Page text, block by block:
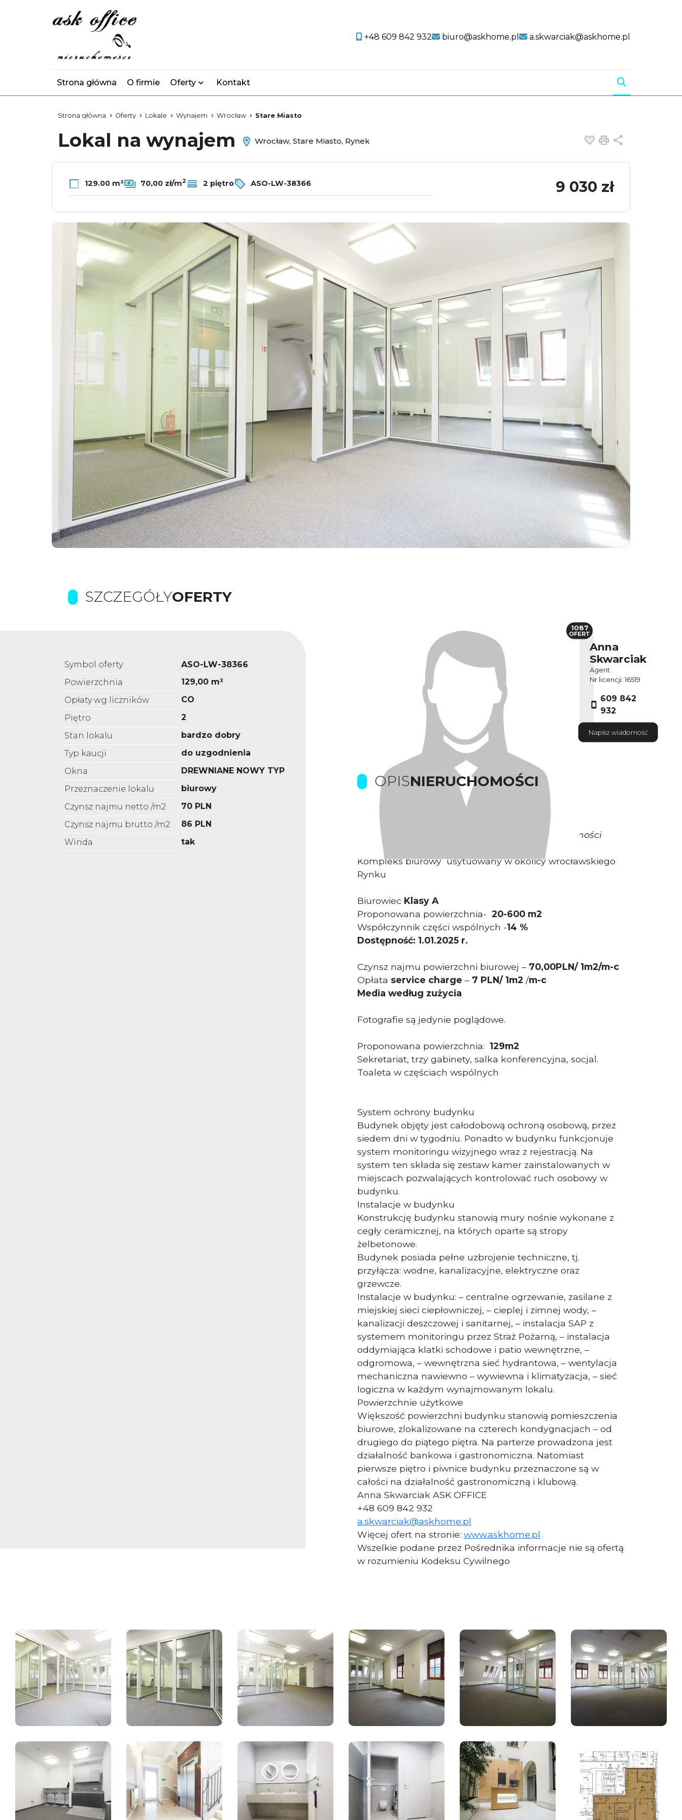
+48 609 842 932 biuro@askhome.pl a.skwarciak@askhome.pl
Strona główna O firmie Oferty Kontakt
Strona główna Oferty Lokale Wynajem Wrocław Stare Miasto
Lokal na wynajem Wrocław, Stare Miasto, Rynek Dodaj do
Drukuj
129.00 m² 70,00 zł/m2 2 piętro ASO-LW-38366 9 030 zł
SZCZEGÓŁYOFERTY
Symbol oferty
ASO-LW-38366
Powierzchnia
129,00 m²
Opłaty wg liczników
CO
Piętro
2
Stan lokalu
bardzo dobry
Typ kaucji
do uzgodnienia
Okna
DREWNIANE NOWY TYP
Przeznaczenie lokalu
biurowy
Czynsz najmu netto /m2
70 PLN
Czynsz najmu brutto /m2
86 PLN
Winda
tak
Anna
Skwarciak
Agent
Nr licencji: 16519
609 842
932
Napisz wiadomość
1087
OFERT
OPISNIERUCHOMOŚCI
Prowizje dla biura pokrywa Właściciel Nieruchomości
Kompleks biurowy usytuowany w okolicy wrocławskiego
Rynku
Biurowiec Klasy A
Proponowana powierzchnia- 20-600 m2
Współczynnik części wspólnych -14 %
Dostępność: 1.01.2025 r.
Czynsz najmu powierzchni biurowej – 70,00PLN/ 1m2/m-c
Opłata service charge – 7 PLN/ 1m2 /m-c
Media według zużycia
Fotografie są jedynie poglądowe.
Proponowana powierzchnia: 129m2
Sekretariat, trzy gabinety, salka konferencyjna, socjal.
Toaleta w częściach wspólnych
System ochrony budynku
Budynek objęty jest całodobową ochroną osobową, przez
siedem dni w tygodniu. Ponadto w budynku funkcjonuje
system monitoringu wizyjnego wraz z rejestracją. Na
system ten składa się zestaw kamer zainstalowanych w
miejscach pozwalających kontrolować ruch osobowy w
budynku.
Instalacje w budynku
Konstrukcję budynku stanowią mury nośnie wykonane z
cegły ceramicznej, na których oparte są stropy
żelbetonowe.
Budynek posiada pełne uzbrojenie techniczne, tj.
przyłącza: wodne, kanalizacyjne, elektryczne oraz
grzewcze.
Instalacje w budynku: – centralne ogrzewanie, zasilane z
miejskiej sieci ciepłowniczej, – cieplej i zimnej wody, –
kanalizacji deszczowej i sanitarnej, – instalacja SAP z
systemem monitoringu przez Straż Pożarną, – instalacja
oddymiająca klatki schodowe i patio wewnętrzne, –
odgromowa, – wewnętrzna sieć hydrantowa, – wentylacja
mechaniczna nawiewno – wywiewna i klimatyzacja, – sieć
logiczna w każdym wynajmowanym lokalu.
Powierzchnie użytkowe
Większość powierzchni budynku stanowią pomieszczenia
biurowe, zlokalizowane na czterech kondygnacjach – od
drugiego do piątego piętra. Na parterze prowadzona jest
działalność bankowa i gastronomiczna. Natomiast
pierwsze piętro i piwnice budynku przeznaczone są w
całości na działalność gastronomiczną i klubową.
Anna Skwarciak ASK OFFICE
+48 609 842 932
a.skwarciak@askhome.pl
Więcej ofert na stronie: www.askhome.pl
Wszelkie podane przez Pośrednika informacje nie są ofertą
w rozumieniu Kodeksu Cywilnego